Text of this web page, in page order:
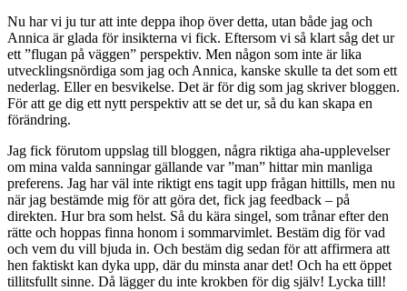
Nu har vi ju tur att inte deppa ihop över detta, utan både jag och
Annica är glada för insikterna vi fick. Eftersom vi så klart såg det ur
ett ”flugan på väggen” perspektiv. Men någon som inte är lika
utvecklingsnördiga som jag och Annica, kanske skulle ta det som ett
nederlag. Eller en besvikelse. Det är för dig som jag skriver bloggen.
För att ge dig ett nytt perspektiv att se det ur, så du kan skapa en
förändring.
Jag fick förutom uppslag till bloggen, några riktiga aha-upplevelser
om mina valda sanningar gällande var ”man” hittar min manliga
preferens. Jag har väl inte riktigt ens tagit upp frågan hittills, men nu
när jag bestämde mig för att göra det, fick jag feedback – på
direkten. Hur bra som helst. Så du kära singel, som trånar efter den
rätte och hoppas finna honom i sommarvimlet. Bestäm dig för vad
och vem du vill bjuda in. Och bestäm dig sedan för att affirmera att
hen faktiskt kan dyka upp, där du minsta anar det! Och ha ett öppet
tillitsfullt sinne. Då lägger du inte krokben för dig själv! Lycka till!